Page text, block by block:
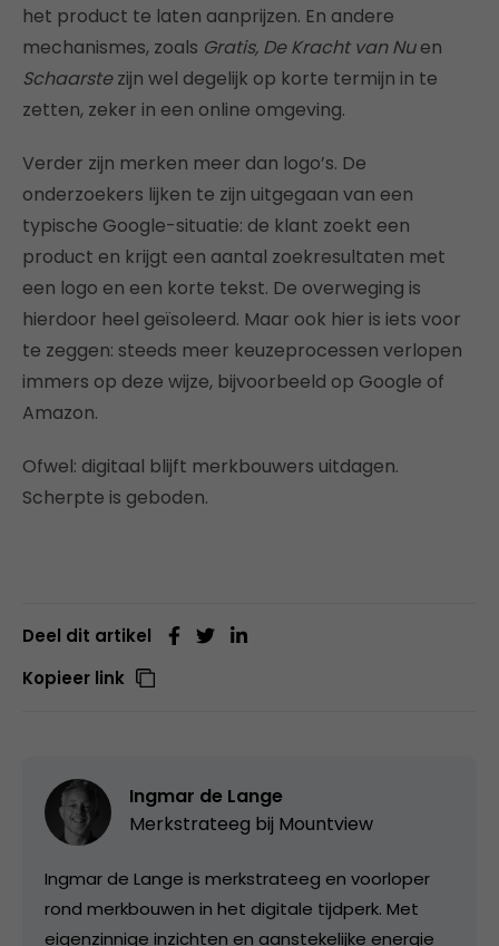
het product te laten aanprijzen. En andere
mechanismes, zoals Gratis, De Kracht van Nuen
Schaarstezijn wel degelijk op korte termijn in te
zetten, zeker in een online omgeving.
Verder zijn merken meer dan logo’s. De
onderzoekers lijken te zijn uitgegaan van een
typische Google-situatie: de klant zoekt een
product en krijgt een aantal zoekresultaten met
een logo en een korte tekst. De overweging is
hierdoor heel geïsoleerd. Maar ook hier is iets voor
te zeggen: steeds meer keuzeprocessen verlopen
immers op deze wijze, bijvoorbeeld op Google of
Amazon.
Ofwel: digitaal blijft merkbouwers uitdagen.
Scherpte is geboden.
Deel dit artikel
Kopieer link
Ingmar de Lange
Merkstrateeg bij Mountview
Ingmar de Lange is merkstrateeg en voorloper
rond merkbouwen in het digitale tijdperk. Met
eigenzinnige inzichten en aanstekelijke energie